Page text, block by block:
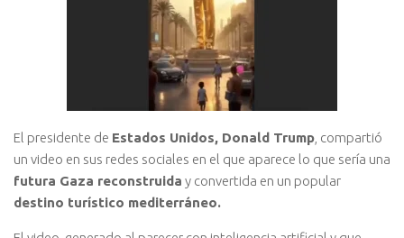
El presidente de Estados Unidos, Donald Trump , compartió
un video en sus redes sociales en el que aparece lo que sería una
futura Gaza reconstruida y convertida en un popular
destino turístico mediterráneo.